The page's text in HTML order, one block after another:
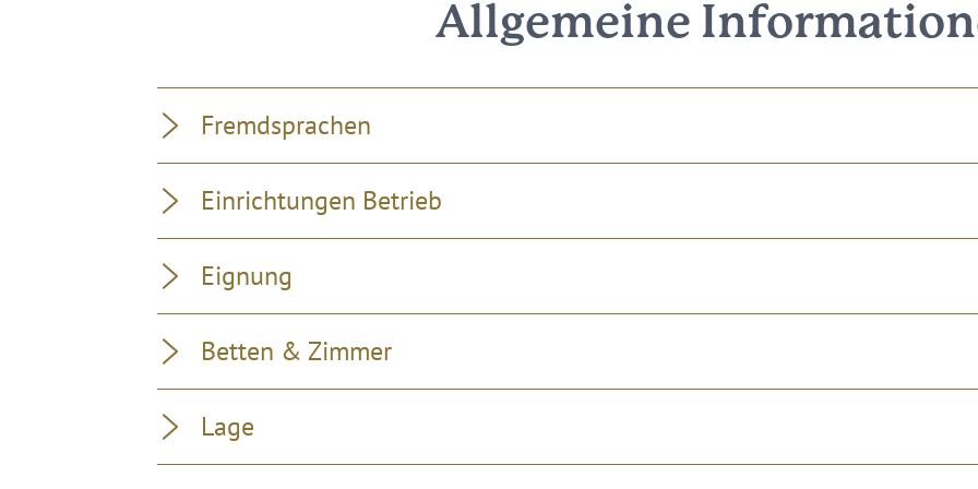
Allgemeine
Fremdsprachen
Einrichtungen Betrieb
Eignung
Betten & Zimmer
Lage